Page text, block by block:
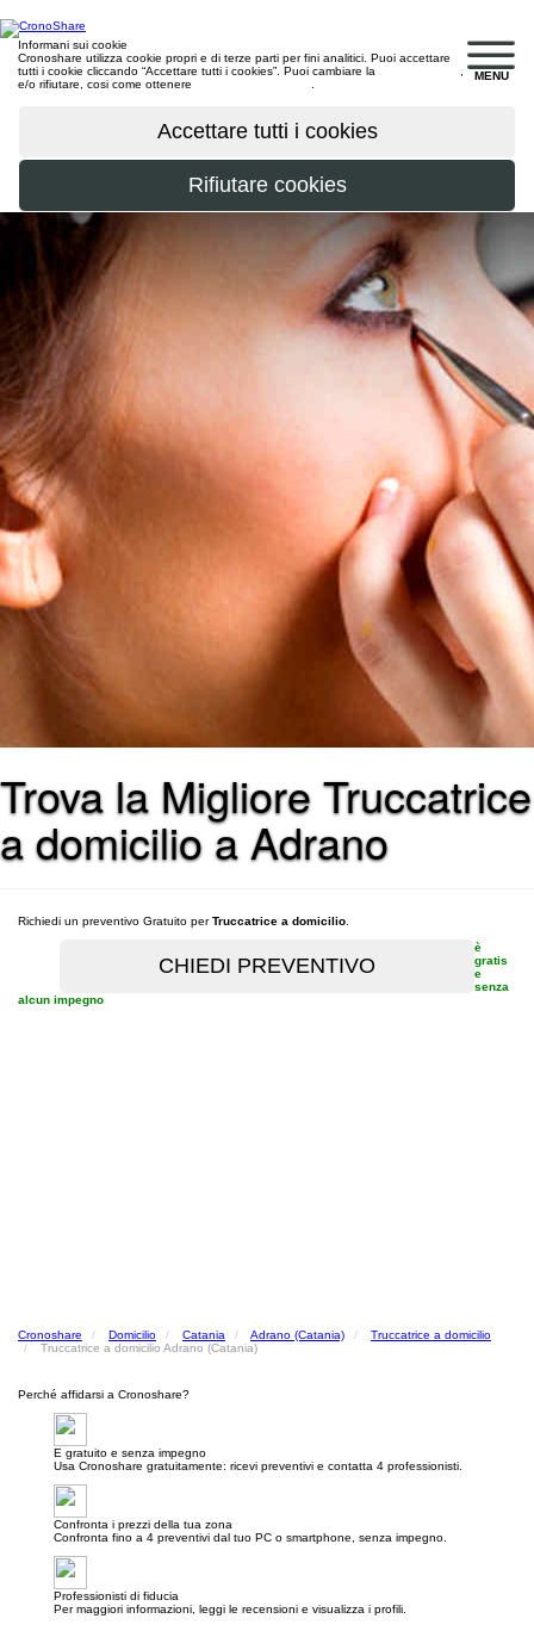
MENU
Informani sui cookie
Cronoshare utilizza cookie propri e di terze parti per fini analitici. Puoi accettare
tutti i cookie cliccando “Accettare tutti i cookies”. Puoi cambiare la
e/o rifiutare, cosi come ottenere
Trova la Migliore Truccatrice
a domicilio a Adrano
Richiedi un preventivo Gratuito perTruccatrice a domicilio
è
gratis
e
senza
alcun impegno
Cronoshare Domicilio Catania Adrano (Catania)
Truccatrice a domicilio
Truccatrice a domicilio Adrano (Catania)
Perché affidarsi a Cronoshare?
E gratuito e senza impegno
Usa Cronoshare gratuitamente: ricevi preventivi e contatta 4 professionisti.
Confronta i prezzi della tua zona
Confronta fino a 4 preventivi dal tuo PC o smartphone, senza impegno.
Professionisti di fiducia
Per maggiori informazioni, leggi le recensioni e visualizza i profili.